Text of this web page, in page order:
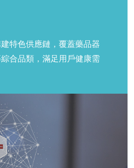
特色供應鏈，覆蓋藥品器
合品類，滿足用戶健康需